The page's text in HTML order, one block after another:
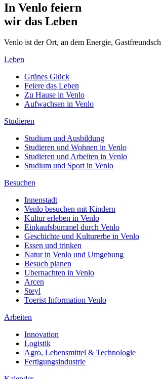
In Venlo feiern
wir das Leben
Venlo ist der Ort, an dem Energie,
Leben
Grünes Glück
Feiere das Leben
Zu Hause in Venlo
Aufwachsen in Venlo
Studieren
Studium und Ausbildung
Studieren und Wohnen in Venlo
Studieren und Arbeiten in Venlo
Studium und Sport in Venlo
Besuchen
Innenstadt
Venlo besuchen mit Kindern
Kultur erleben in Venlo
Einkaufsbummel durch Venlo
Geschichte und Kulturerbe in Venlo
Essen und trinken
Natur in Venlo und Umgebung
Besuch planen
Ubernachten in Venlo
Arcen
Steyl
Toerist Information Venlo
Arbeiten
Innovation
Logistik
Agro, Lebensmittel & Technologie
Fertigungsindustrie